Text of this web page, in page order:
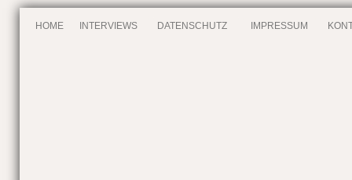
HOME INTERVIEWS DATENSCHUTZ IMPRESSUM